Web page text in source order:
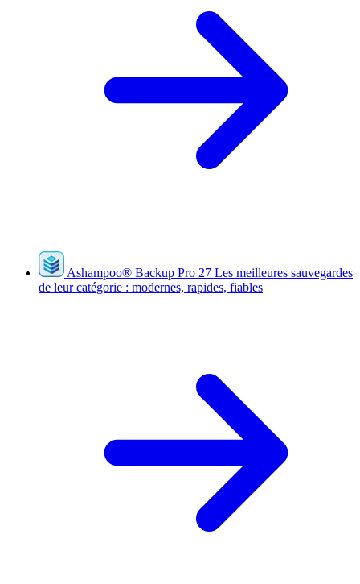
Ashampoo® Backup Pro 27 Les meilleures sauvegardes
de leur catégorie : modernes, rapides, fiables